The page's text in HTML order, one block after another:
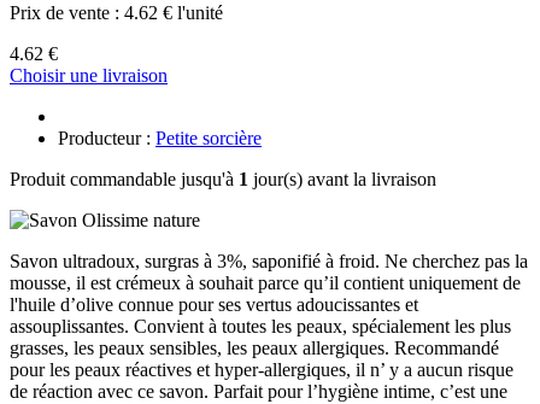
Prix de vente : 4.62 € l'unité
4.62 €
Choisir une livraison
Producteur : Petite sorcière
Produit commandable jusqu'à 1 jour(s) avant la livraison
Savon ultradoux, surgras à 3%, saponifié à froid. Ne cherchez pas la
mousse, il est crémeux à souhait parce qu’il contient uniquement de
l'huile d’olive connue pour ses vertus adoucissantes et
assouplissantes. Convient à toutes les peaux, spécialement les plus
grasses, les peaux sensibles, les peaux allergiques. Recommandé
pour les peaux réactives et hyper-allergiques, il n’ y a aucun risque
de réaction avec ce savon. Parfait pour l’hygiène intime, c’est une